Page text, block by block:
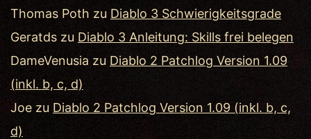
Thomas Poth zu Diablo 3 Schwierigkeitsgrade
Geratds zu Diablo 3 Anleitung: Skills frei belegen
DameVenusia zu Diablo 2 Patchlog Version 1.09
(inkl. b, c, d)
Joe zu Diablo 2 Patchlog Version 1.09 (inkl. b, c,
d)